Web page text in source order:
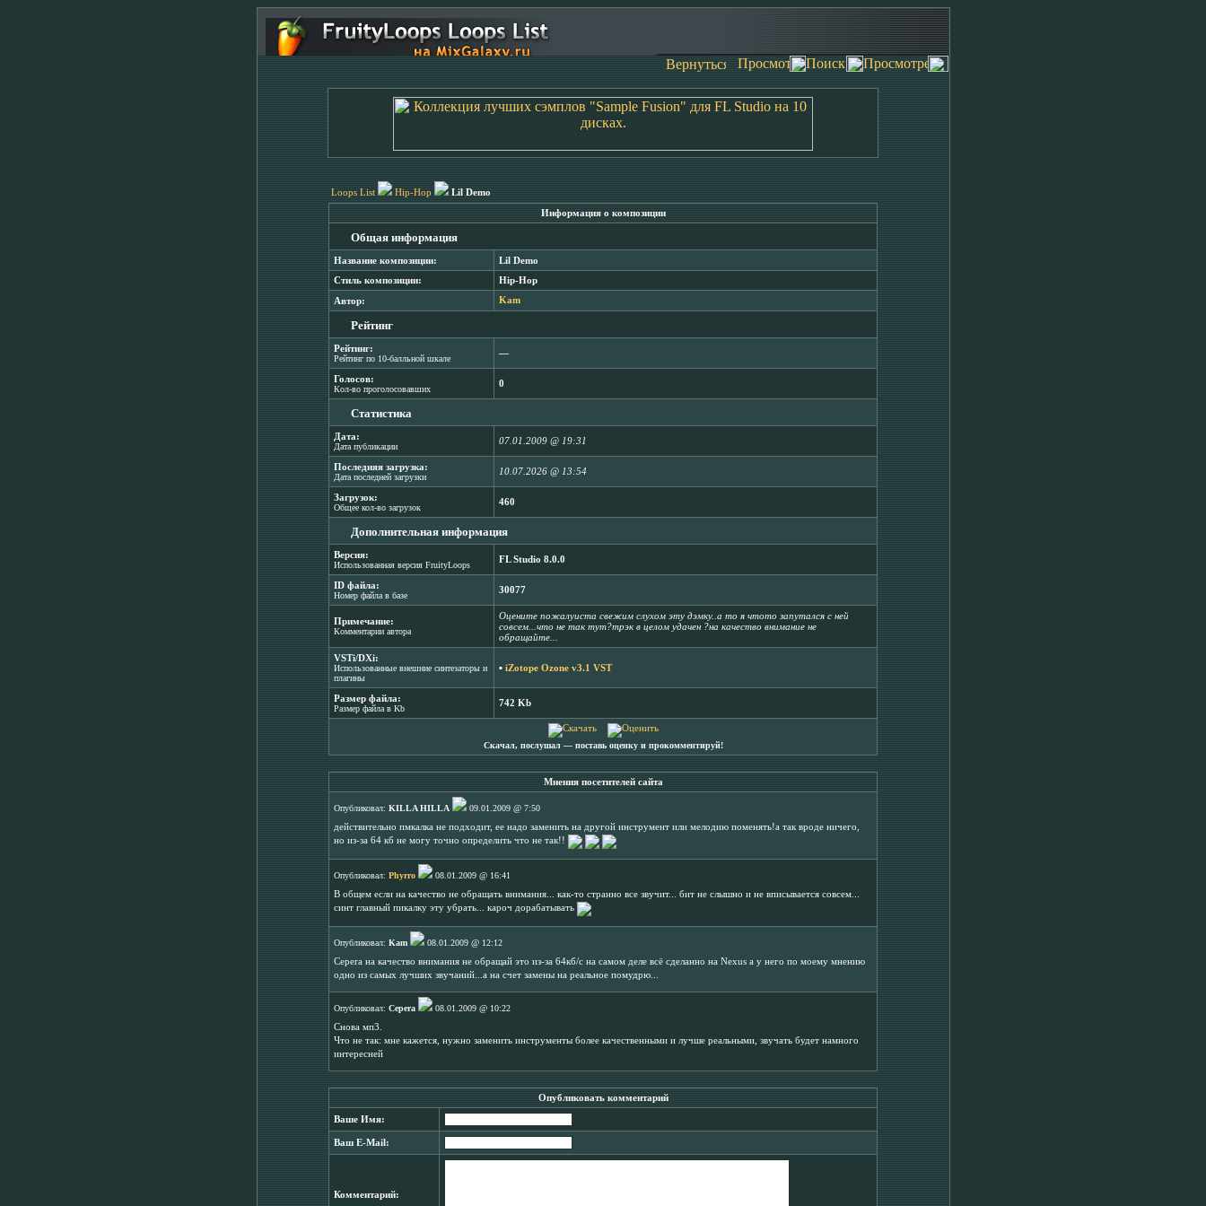
Loops List Hip-Hop Lil Demo
Информация о композиции
Общая информация
Название композиции: Lil Demo
Стиль композиции: Hip-Hop
Автор: Kam
Рейтинг
Рейтинг:
Рейтинг по 10-балльной шкале
―
Голосов:
Кол-во проголосовавших
0
Статистика
Дата:
Дата публикации
07.01.2009 @ 19:31
Последняя загрузка:
Дата последней загрузки
10.07.2026 @ 13:54
Загрузок:
Общее кол-во загрузок
460
Дополнительная информация
Версия:
Использованная версия FruityLoops
FL Studio 8.0.0
ID файла:
Номер файла в базе
30077
Примечание:
Комментарии автора
Оцените пожалуиста свежим слухом эту дэмку..а то я чтото запутался с ней
совсем...что не так тут?трэк в целом удачен ?на качество внимание не
обращайте...
VSTi/DXi:
Использованные внешние синтезаторы и
плагины
▪ iZotope Ozone v3.1 VST
Размер файла:
Размер файла в Kb
742 Kb
Скачал, послушал ― поставь оценку и прокомментируй!
Мнения посетителей сайта
Опубликовал: KILLA HILLA
09.01.2009 @ 7:50
действительно пмкалка не подходит, ее надо заменить на другой инструмент или мелодию поменять!а так вроде ничего,
но из-за 64 кб не могу точно определить что не так!!
Опубликовал: Phyrro
08.01.2009 @ 16:41
В общем если на качество не обращать внимания... как-то странно все звучит... бит не слышно и не вписывается совсем...
синт главный пикалку эту убрать... кароч дорабатывать
Опубликовал: Kam
08.01.2009 @ 12:12
Cepera на качество внимания не обращай это из-за 64кб/с на самом деле всё сделанно на Nexus а у него по моему мнению
одно из самых лучших звучаний...а на счет замены на реальное помудрю...
Опубликовал: Cepera
08.01.2009 @ 10:22
Снова мп3.
Что не так: мне кажется, нужно заменить инструменты более качественными и лучше реальными, звучать будет намного
интересней
Опубликовать комментарий
Ваше Имя:
Ваш E-Mail:
Комментарий: